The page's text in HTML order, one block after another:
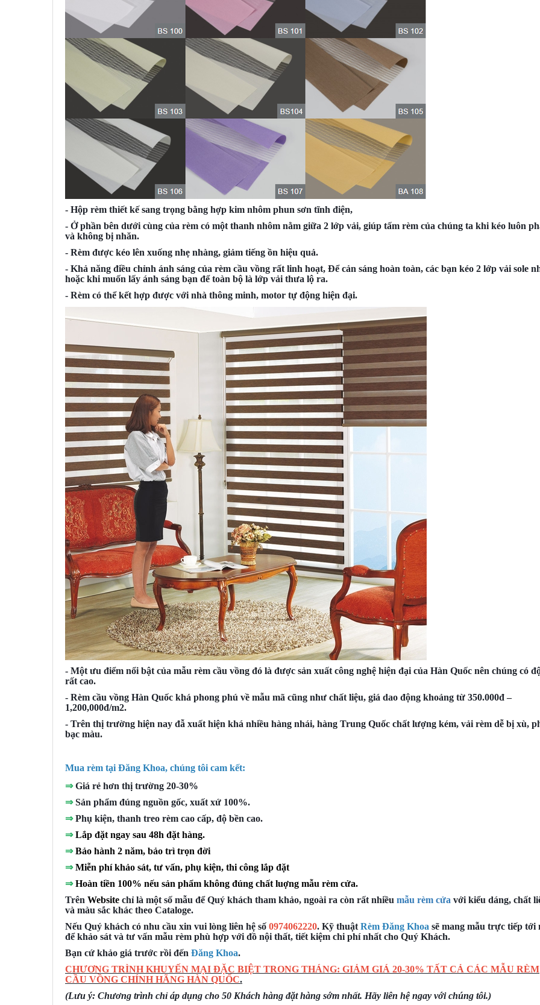
- Hộp rèm thiết kế sang trọng bằng hợp kim nhôm phun sơn tĩnh điện,
- Ở phần bên dưới cùng của rèm có một thanh nhôm nằm giữa 2 lớp vải, giúp tấm rèm của chúng ta khi kéo luôn
và không bị nhăn.
- Rèm được kéo lên xuống nhẹ nhàng, giảm tiếng ồn hiệu quả.
- Khả năng điều chỉnh ánh sáng của rèm cầu vồng rất linh hoạt, Để cản sáng hoàn toàn, các bạn kéo 2 lớp vải sole
hoặc khi muốn lấy ánh sáng bạn để toàn bộ là lớp vải thưa lộ ra.
- Rèm có thể kết hợp được với nhà thông minh, motor tự động hiện đại.
- Một ưu điểm nổi bật của mẫu rèm cầu vồng đó là được sản xuất công nghệ hiện đại của Hàn Quốc nên chúng có
rất cao.
- Rèm cầu vồng Hàn Quốc khá phong phú về mẫu mã cũng như chất liệu, giá dao động khoảng từ 350.000đ –
1,200,000đ/m2.
- Trên thị trường hiện nay đẫ xuất hiện khá nhiều hàng nhái, hàng Trung Quốc chất lượng kém, vải rèm dễ bị xù,
bạc màu.
Mua rèm tại Đăng Khoa, chúng tôi cam kết:
⇒Giá rẻ hơn thị trường 20-30%
⇒Sản phẩm đúng nguồn gốc, xuất xứ 100%.
⇒Phụ kiện, thanh treo rèm cao cấp, độ bền cao.
⇒ Lắp đặt ngay sau 48h đặt hàng.
⇒ Bảo hành 2 năm, bảo trì trọn đời
⇒ Miễn phí khảo sát, tư vấn, phụ kiện, thi công lắp đặt
⇒ Hoàn tiền 100% nếu sản phẩm không đúng chất luợng mẫu rèm cửa.
Trên Website chỉ là một số mẫu để Quý khách tham khảo, ngoài ra còn rất nhiều mẫu rèm cửa với kiểu dáng, chất
và màu sắc khác theo Cataloge.
Nếu Quý khách có nhu cầu xin vui lòng liên hệ số 0974062220. Kỹ thuật Rèm Đăng Khoa sẽ mang mẫu trực tiếp tới
để khảo sát và tư vấn mẫu rèm phù hợp với đồ nội thất, tiết kiệm chi phí nhất cho Quý Khách.
Bạn cứ khảo giá trước rồi đến Đăng Khoa.
CHƯƠNG TRÌNH KHUYẾN MẠI ĐẶC BIỆT TRONG THÁNG: GIẢM GIÁ 20-30% TẤT CẢ CÁC MẪU RÈM
CẦU VỒNG CHÍNH HÃNG HÀN QUỐC.
(Lưu ý: Chương trình chỉ áp dụng cho 50 Khách hàng đặt hàng sớm nhất. Hãy liên hệ ngay với chúng tôi.)